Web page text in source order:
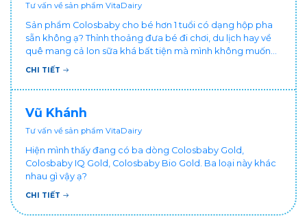
Tư vấn về sản phẩm VitaDairy
Sản phẩm Colosbaby cho bé hơn 1 tuổi có dạng hộp pha
sẵn không ạ? Thỉnh thoảng đưa bé đi chơi, du lịch hay về
quê mang cả lon sữa khá bất tiện mà mình không muốn
đổi cho bé dùng sữa tươi hộp khác sợ bé nạ sữa ảnh
CHI TIẾT
Vũ Khánh
Tư vấn về sản phẩm VitaDairy
Hiện mình thấy đang có ba dòng Colosbaby Gold,
Colosbaby IQ Gold, Colosbaby Bio Gold. Ba loại này khác
nhau gì vậy ạ?
CHI TIẾT